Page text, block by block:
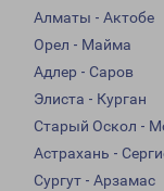
Алматы - Актобе
Орел - Майма
Адлер - Саров
Элиста - Курган
Старый Оскол -
Астрахань -
Сургут - Арзамас